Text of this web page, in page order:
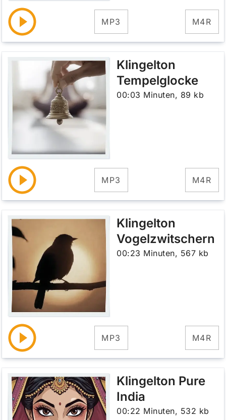
MP3 M4R
Klingelton
Tempelglocke
00:03 Minuten, 89 kb
MP3 M4R
Klingelton
Vogelzwitschern
00:23 Minuten, 567 kb
MP3 M4R
Klingelton Pure
India
00:22 Minuten, 532 kb